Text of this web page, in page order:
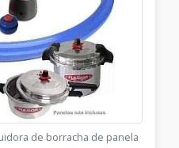
de borracha de panela